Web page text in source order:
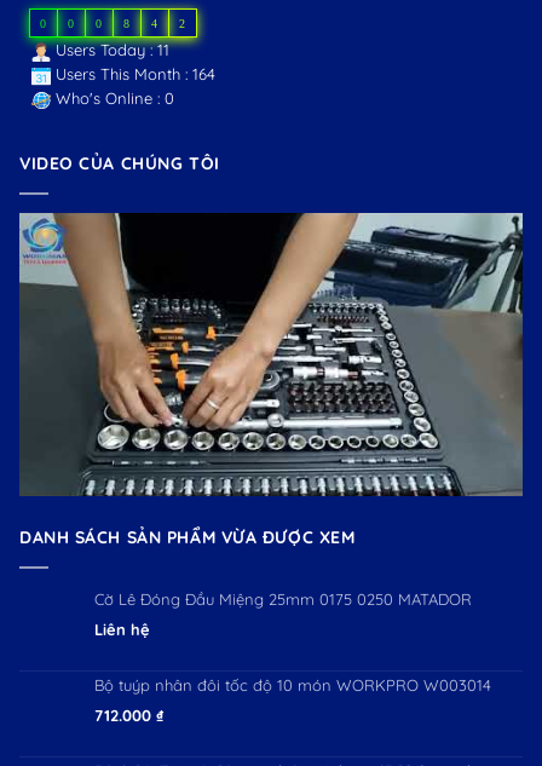
0 0 0 8 4 2
Users Today : 11
Users This Month : 164
Who's Online : 0
VIDEO CỦA CHÚNG TÔI
DANH SÁCH SẢN PHẨM VỪA ĐƯỢC XEM
Cờ Lê Đóng Đầu Miệng 25mm 0175 0250 MATADOR
Liên hệ
Bộ tuýp nhân đôi tốc độ 10 món WORKPRO W003014
712.000 ₫